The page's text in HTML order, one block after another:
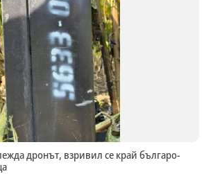
дронът, взривил се край българо-